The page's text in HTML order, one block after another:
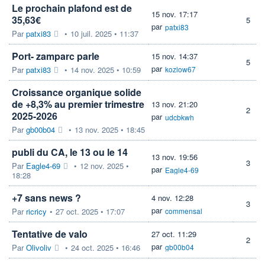
Le prochain plafond est de
35,63€
Parpatxi83 • 10 juil. 2025 • 11:37
15 nov. 17:17
par patxi83
5
Port- zamparc parle
Parpatxi83 • 14 nov. 2025 • 10:59
15 nov. 14:37
par kozlow67
5
Croissance organique solide
de +8,3% au premier trimestre
2025-2026
Pargb00b04 • 13 nov. 2025 • 18:45
13 nov. 21:20
par udcbkwh
2
publi du CA, le 13 ou le 14
Par Eagle4-69 • 12 nov. 2025 •
18:28
13 nov. 19:56
par Eagle4-69
3
+7 sans news ?
Par ricricy • 27 oct. 2025 • 17:07
4 nov. 12:28
par commensal
3
Tentative de valo
ParOlivoliv • 24 oct. 2025 • 16:46
27 oct. 11:29
par gb00b04
2